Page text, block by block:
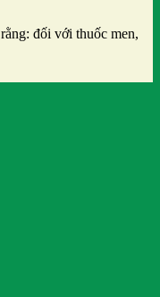
đối với thuốc men,